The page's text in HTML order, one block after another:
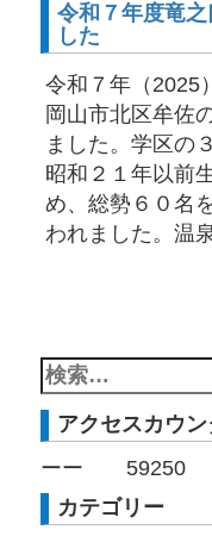
令和７年度竜
した
令和７年（2025
岡山市北区牟佐
ました。学区の
昭和２１年以前
め、総勢６０名
われました。温
アクセスカウ
ーー 59250
カテゴリー